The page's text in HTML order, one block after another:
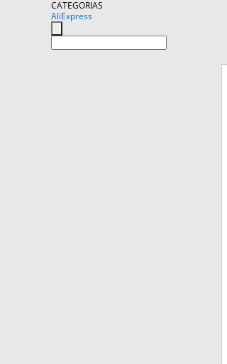
CATEGORIAS
AliExpress